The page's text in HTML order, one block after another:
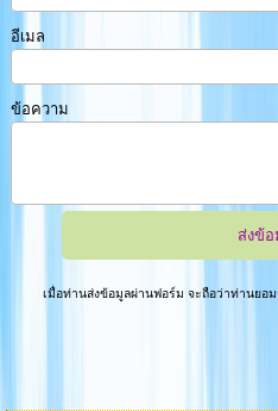
อีเมล
ข้อความ
เมื่อท่านส่งข้อมูลผ่านฟอร์ม จะถือว่าท่านยอ